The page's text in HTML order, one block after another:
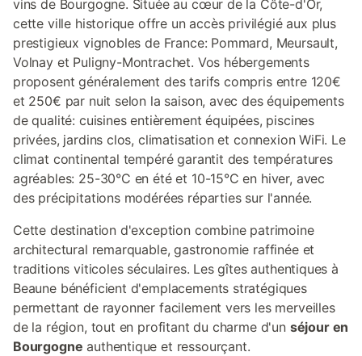
vins de Bourgogne. Située au cœur de la Côte-d'Or,
cette ville historique offre un accès privilégié aux plus
prestigieux vignobles de France: Pommard, Meursault,
Volnay et Puligny-Montrachet. Vos hébergements
proposent généralement des tarifs compris entre 120€
et 250€ par nuit selon la saison, avec des équipements
de qualité: cuisines entièrement équipées, piscines
privées, jardins clos, climatisation et connexion WiFi. Le
climat continental tempéré garantit des températures
agréables: 25-30°C en été et 10-15°C en hiver, avec
des précipitations modérées réparties sur l'année.
Cette destination d'exception combine patrimoine
architectural remarquable, gastronomie raffinée et
traditions viticoles séculaires. Les gîtes authentiques à
Beaune bénéficient d'emplacements stratégiques
permettant de rayonner facilement vers les merveilles
de la région, tout en profitant du charme d'un séjour en
Bourgogne authentique et ressourçant.